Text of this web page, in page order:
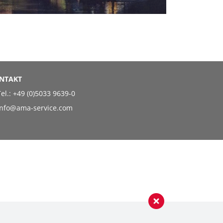
+49 (0)5033 9639-0
service.com